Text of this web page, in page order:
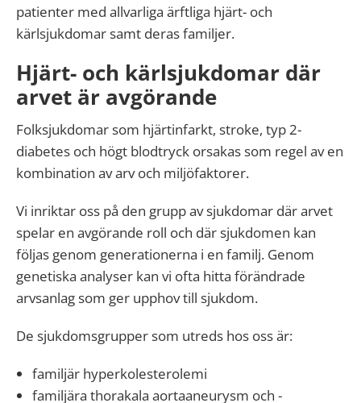
patienter med allvarliga ärftliga hjärt- och
kärlsjukdomar samt deras familjer.
Hjärt- och kärlsjukdomar där
arvet är avgörande
Folksjukdomar som hjärtinfarkt, stroke, typ 2-
diabetes och högt blodtryck orsakas som regel av en
kombination av arv och miljöfaktorer.
Vi inriktar oss på den grupp av sjukdomar där arvet
spelar en avgörande roll och där sjukdomen kan
följas genom generationerna i en familj. Genom
genetiska analyser kan vi ofta hitta förändrade
arvsanlag som ger upphov till sjukdom.
De sjukdomsgrupper som utreds hos oss är:
familjär hyperkolesterolemi
familjära thorakala aortaaneurysm och -